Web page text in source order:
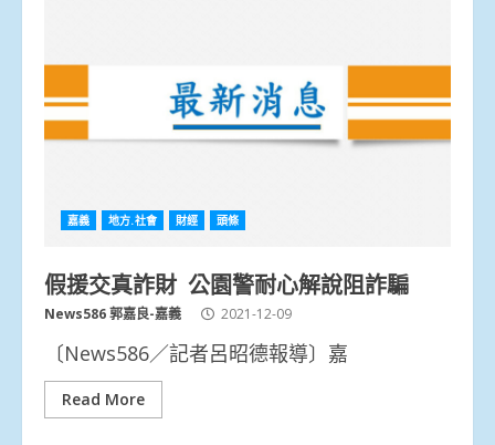
嘉義 地方.社會 財經 頭條
假援交真詐財 公園警耐心解說阻詐騙
News586 郭嘉良-嘉義 2021-12-09
〔News586／記者呂昭德報導〕嘉
Read More